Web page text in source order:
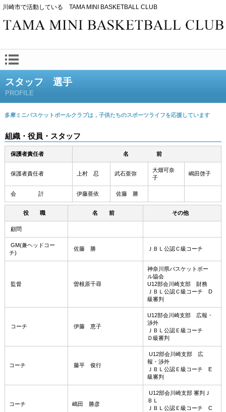
川崎市で活動している TAMA MINI BASKETBALL CLUB
スタッフ 選手
PROFILE
多摩ミニバスケットボールクラブは，子供たちのスポーツライフを応援しています
組織・役員・スタッフ
保護者責任者 名 前
保護者責任者 上村 忍 武石亜弥
大畑可奈
子
嶋田啓子
会 計 伊藤亜依 佐藤 勝
役 職 名 前 その他
顧問
GM(兼ヘッドコー
チ)
佐藤 勝 ＪＢＬ公認Ｃ級コーチ
監督 曽根原千尋
神奈川県バスケットボー
ル協会
U12部会川崎支部 財務
ＪＢＬ公認Ｃ級コーチ D
級審判
コーチ 伊藤 恵子
U12部会川崎支部 広報・
渉外
ＪＢＬ公認Ｅ級コーチ
Ｄ級審判
コーチ 藤平 俊行
U12部会川崎支部 広
報・渉外
ＪＢＬ公認Ｅ級コーチ E
級審判
コーチ 嶋田 勝彦
U12部会川崎支部 審判Ｊ
ＢＬ
ＪＢＬ公認Ｅ級コーチ C